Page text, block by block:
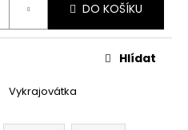
DO KOŠÍKU
Vykrajovátka
Hlídat